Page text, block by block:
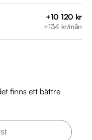
+10 120 kr
+134 kr/mån
finns ett bättre